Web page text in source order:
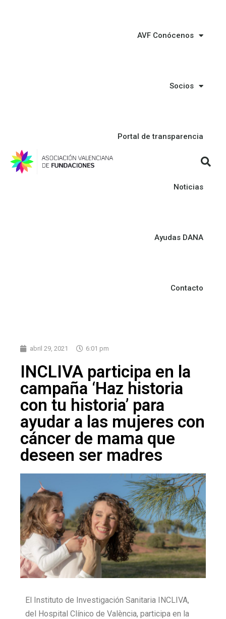
AVF Conócenos
Socios
Portal de transparencia
Noticias
Ayudas DANA
Contacto
abril 29, 2021 6:01 pm
INCLIVA participa en la
campaña ‘Haz historia
con tu historia’ para
ayudar a las mujeres con
cáncer de mama que
deseen ser madres
El Instituto de Investigación Sanitaria INCLIVA,
del Hospital Clínico de València, participa en la